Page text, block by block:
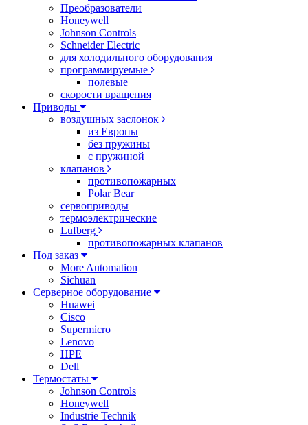
Преобразователи
Honeywell
Johnson Controls
Schneider Electric
для холодильного оборудования
программируемые
полевые
скорости вращения
Приводы
воздушных заслонок
из Европы
без пружины
с пружиной
клапанов
противопожарных
Polar Bear
сервоприводы
термоэлектрические
Lufberg
противопожарных клапанов
Под заказ
More Automation
Sichuan
Серверное оборудование
Huawei
Cisco
Supermicro
Lenovo
HPE
Dell
Термостаты
Johnson Controls
Honeywell
Industrie Technik